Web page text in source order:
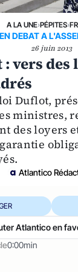
A LA UNE›PÉPITES›
EN DEBAT A
26 juin 2013
vers des
Duflot,
ministres,
des loyers
Atlantico
0:00min
Atlantico en